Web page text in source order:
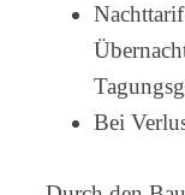
Bei